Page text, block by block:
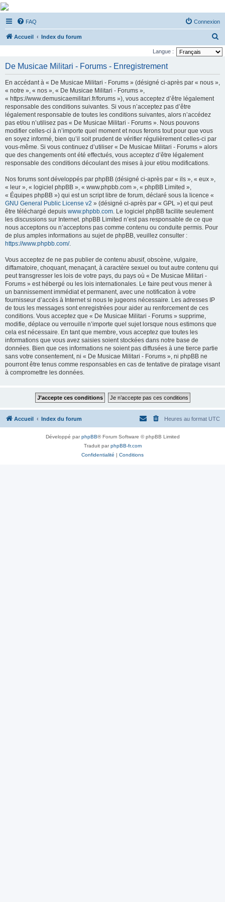
De Musicae Militari -
Forums
Forums de discussions
FAQ Connexion
Accueil Index du forum
e
e
Langue :
De Musicae Militari - Forums - Enregistrement
En accédant à « De Musicae Militari - Forums » (désigné ci-après par « nous »,
« notre », « nos », « De Musicae Militari - Forums »,
« https://www.demusicaemilitari.fr/forums »), vous acceptez d’être légalement
responsable des conditions suivantes. Si vous n’acceptez pas d’être
légalement responsable de toutes les conditions suivantes, alors n’accédez
pas et/ou n’utilisez pas « De Musicae Militari - Forums ». Nous pouvons
modifier celles-ci à n’importe quel moment et nous ferons tout pour que vous
en soyez informé, bien qu’il soit prudent de vérifier régulièrement celles-ci par
vous-même. Si vous continuez d’utiliser « De Musicae Militari - Forums » alors
que des changements ont été effectués, vous acceptez d’être légalement
responsable des conditions découlant des mises à jour et/ou modifications.
Nos forums sont développés par phpBB (désigné ci-après par « ils », « eux »,
« leur », « logiciel phpBB », « www.phpbb.com », « phpBB Limited »,
« Équipes phpBB ») qui est un script libre de forum, déclaré sous la licence «
GNU General Public License v2 » (désigné ci-après par « GPL ») et qui peut
être téléchargé depuis www.phpbb.com. Le logiciel phpBB facilite seulement
les discussions sur Internet. phpBB Limited n’est pas responsable de ce que
nous acceptons ou n’acceptons pas comme contenu ou conduite permis. Pour
de plus amples informations au sujet de phpBB, veuillez consulter :
https://www.phpbb.com/.
Vous acceptez de ne pas publier de contenu abusif, obscène, vulgaire,
diffamatoire, choquant, menaçant, à caractère sexuel ou tout autre contenu qui
peut transgresser les lois de votre pays, du pays où « De Musicae Militari -
Forums » est hébergé ou les lois internationales. Le faire peut vous mener à
un bannissement immédiat et permanent, avec une notification à votre
fournisseur d’accès à Internet si nous le jugeons nécessaire. Les adresses IP
de tous les messages sont enregistrées pour aider au renforcement de ces
conditions. Vous acceptez que « De Musicae Militari - Forums » supprime,
modifie, déplace ou verrouille n’importe quel sujet lorsque nous estimons que
cela est nécessaire. En tant que membre, vous acceptez que toutes les
informations que vous avez saisies soient stockées dans notre base de
données. Bien que ces informations ne soient pas diffusées à une tierce partie
sans votre consentement, ni « De Musicae Militari - Forums », ni phpBB ne
pourront être tenus comme responsables en cas de tentative de piratage visant
à compromettre les données.
Accueil Index du forum Heures au format UTC
Développé parphpBB® Forum Software © phpBB Limited
Traduit parphpBB-fr.com
Confidentialité | Conditions